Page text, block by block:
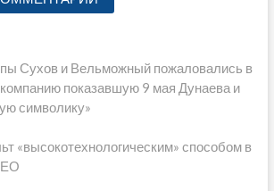
Сухов и Вельможный пожаловались в
показавшую 9 мая Дунаева и
символику»
«высокотехнологическим» способом в